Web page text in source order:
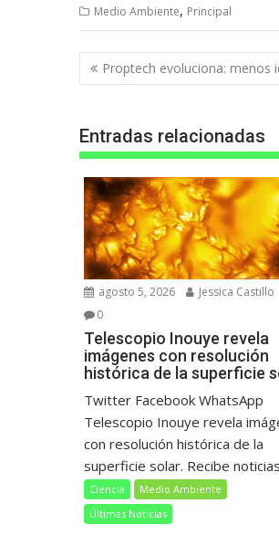
Medio Ambiente, Principal
Navegación
de
Proptech evoluciona: menos
Entradas relacionadas
agosto 5, 2026
Jessica Castillo
0
Telescopio Inouye revela
imágenes con resolución
histórica de la superficie
Twitter Facebook WhatsApp
Telescopio Inouye revela
con resolución histórica de la
superficie solar. Recibe
Ciencia
Medio Ambiente
Últimas Noticias